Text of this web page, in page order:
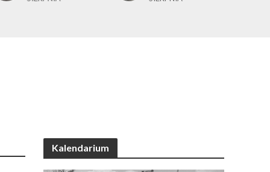
Kalendarium